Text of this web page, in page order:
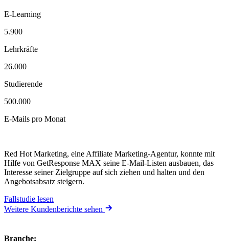
E-Learning
5.900
Lehrkräfte
26.000
Studierende
500.000
E-Mails pro Monat
Red Hot Marketing, eine Affiliate Marketing-Agentur, konnte mit
Hilfe von GetResponse MAX seine E-Mail-Listen ausbauen, das
Interesse seiner Zielgruppe auf sich ziehen und halten und den
Angebotsabsatz steigern.
Fallstudie lesen
Weitere Kundenberichte sehen
Branche: